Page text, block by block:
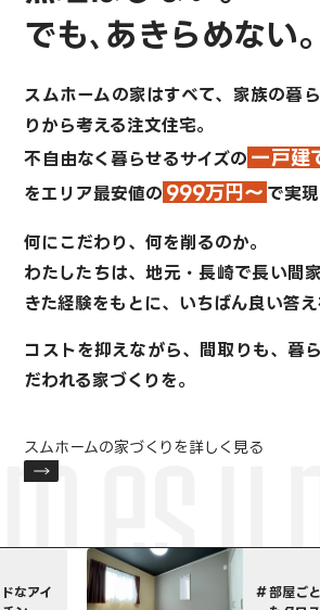
でも､あきらめない。
スムホームの家づくりを詳しく見る
スムホームの家はすべて、 家族の暮
りから考える注文住宅。
不自由なく暮らせるサイズの 一戸
をエリア最安値の 999万円～ で実現
何にこだわり、何を削るのか。
わたしたちは、地元・長崎で長い間
きた経験をもとに、 いちばん良い答え
コストを抑えながら、間取りも、暮
だわれる家づくりを。
部屋ごとに色替えし